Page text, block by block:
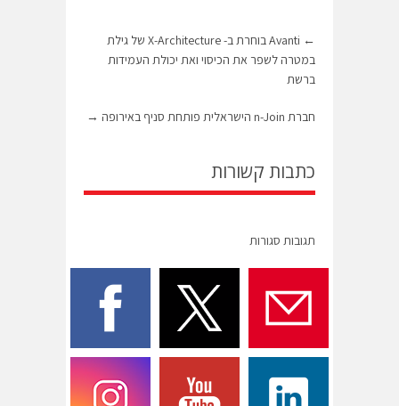
←
Avanti בוחרת ב- X-Architecture של גילת
במטרה לשפר את הכיסוי ואת יכולת העמידות
ברשת
חברת n-Join הישראלית פותחת סניף באירופה →
כתבות קשורות
תגובות סגורות